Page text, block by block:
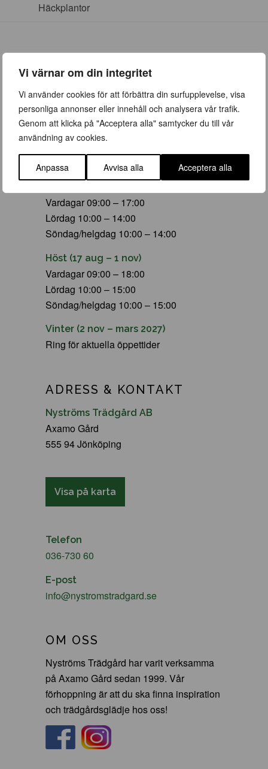
Vi värnar om din integritet
Vi använder cookies för att förbättra din surfupplevelse, visa
personliga annonser eller innehåll och analysera vår trafik.
Genom att klicka på "Acceptera alla" samtycker du till vår
användning av cookies.
Anpassa Avvisa alla Acceptera alla
Häckplantor
ÖPPETTIDER
Vår (23 mars – 28 juni)
Vardagar 09:00 – 19:00
Lördag 10:00 – 16:00
Söndag/helgdag 10:00 – 16:00
Vardagar 09:00 – 17:00
Lördag 10:00 – 14:00
Söndag/helgdag 10:00 – 14:00
Höst (17 aug – 1 nov)
Vardagar 09:00 – 18:00
Lördag 10:00 – 15:00
Söndag/helgdag 10:00 – 15:00
Vinter (2 nov – mars 2027)
Ring för aktuella öppettider
ADRESS & KONTAKT
Nyströms Trädgård AB
Axamo Gård
555 94 Jönköping
Visa på karta
Telefon
036-730 60
E-post
info@nystromstradgard.se
OM OSS
Nyströms Trädgård har varit verksamma
på Axamo Gård sedan 1999. Vår
förhoppning är att du ska finna inspiration
och trädgårdsglädje hos oss!